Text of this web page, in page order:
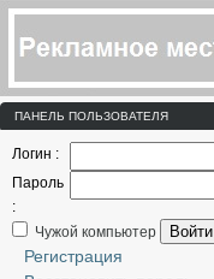
ПАНЕЛЬ ПОЛЬЗОВАТЕЛЯ
Логин :
Пароль
:
Чужой компьютер
Войти
Регистрация